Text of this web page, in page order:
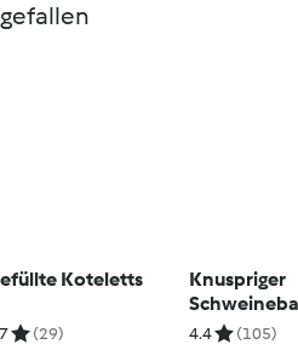
Koteletts
(29)
Knuspriger
4.4 (105)